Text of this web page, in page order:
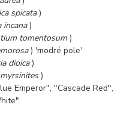
spicata)
incana)
tomentosum)
) 'modré pole'
dioica)
)
Emperor", "Cascade Red",